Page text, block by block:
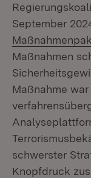
September
Maßnahmen
Maßnahme
schwerster
Knopfdruck